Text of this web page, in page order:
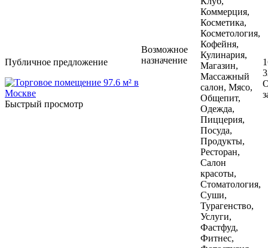
Публичное предложение
Быстрый просмотр
Возможное
назначение
Коммерция,
Косметика,
Косметология,
Кофейня,
Кулинария,
Магазин,
Массажный
салон, Мясо,
Общепит,
Одежда,
Пиццерия,
Посуда,
Продукты,
Ресторан,
Салон
красоты,
Стоматология,
Суши,
Турагенство,
Услуги,
Фастфуд,
Фитнес,